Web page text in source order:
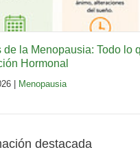
de la Menopausia: Todo lo
Hormonal
| Menopausia
destacada